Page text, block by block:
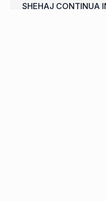
SHEHAJ CONTINUA